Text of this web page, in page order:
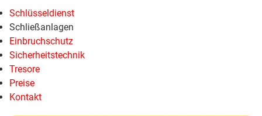
Schlüsseldienst
Schließanlagen
Einbruchschutz
Sicherheitstechnik
Tresore
Preise
Kontakt